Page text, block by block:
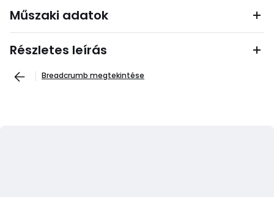
Műszaki adatok
Részletes leírás
Breadcrumb megtekintése